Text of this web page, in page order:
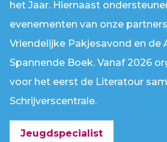
het Jaar. Hiernaast
evenementen van onze
Vriendelijke Pakjesavond en de
Spannende Boek. Vanaf 2026
voor het eerst de Literatour
Schrijverscentrale.
Jeugdspecialist